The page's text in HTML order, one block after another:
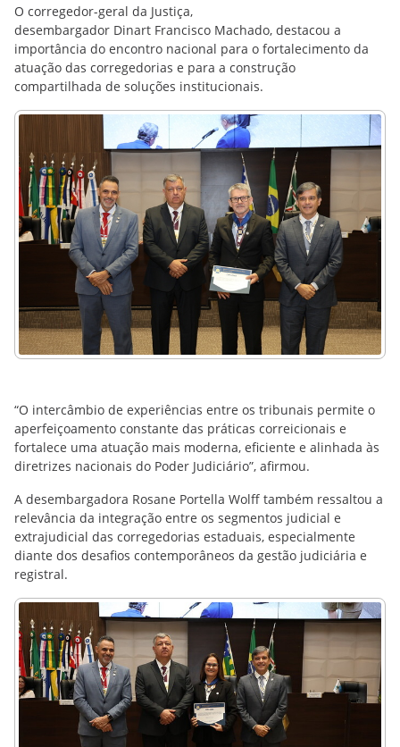
O corregedor-geral da Justiça,
desembargador Dinart Francisco Machado, destacou a
importância do encontro nacional para o fortalecimento da
atuação das corregedorias e para a construção
compartilhada de soluções institucionais.
“O intercâmbio de experiências entre os tribunais permite o
aperfeiçoamento constante das práticas correicionais e
fortalece uma atuação mais moderna, eficiente e alinhada às
diretrizes nacionais do Poder Judiciário”, afirmou.
A desembargadora Rosane Portella Wolff também ressaltou a
relevância da integração entre os segmentos judicial e
extrajudicial das corregedorias estaduais, especialmente
diante dos desafios contemporâneos da gestão judiciária e
registral.